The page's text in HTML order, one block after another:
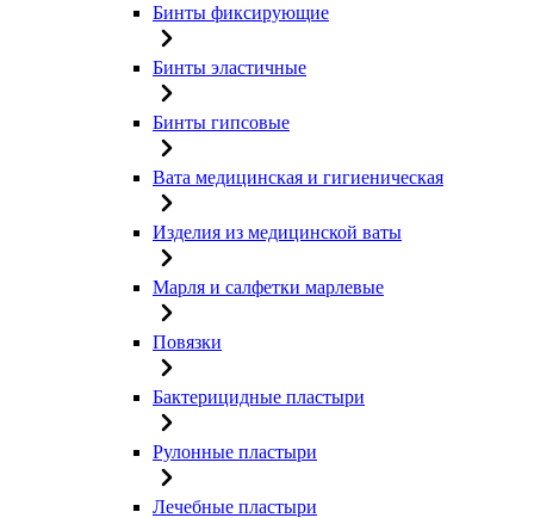
Бинты фиксирующие
Бинты эластичные
Бинты гипсовые
Вата медицинская и гигиеническая
Изделия из медицинской ваты
Марля и салфетки марлевые
Повязки
Бактерицидные пластыри
Рулонные пластыри
Лечебные пластыри